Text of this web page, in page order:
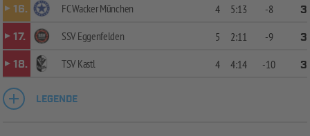
16.
FC Wacker München 4 5:13 -8
3
17.
SSV Eggenfelden 5 2:11 -9
3
18.
TSV Kastl 4 4:14 -10 3
LEGENDE